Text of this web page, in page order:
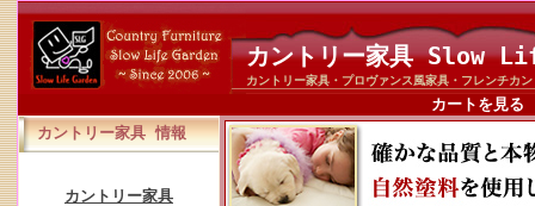
カントリー家具 Slow
カントリー家具・プロヴァンス風家具・フレンチカ
カートを見る
カントリー家具 情報
カントリー家具